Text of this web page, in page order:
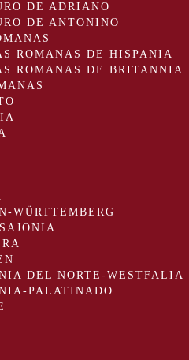
DE ADRIANO
DE ANTONINO
ROMANAS DE HISPANIA
ROMANAS DE BRITANNIA
WÜRTTEMBERG
DEL NORTE-WESTFALIA
PALATINADO